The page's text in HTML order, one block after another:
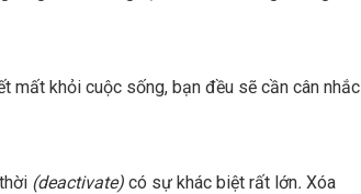
mất khỏi cuộc sống, bạn đều sẽ cần cân nhắc
(deactivate) có sự khác biệt rất lớn. Xóa